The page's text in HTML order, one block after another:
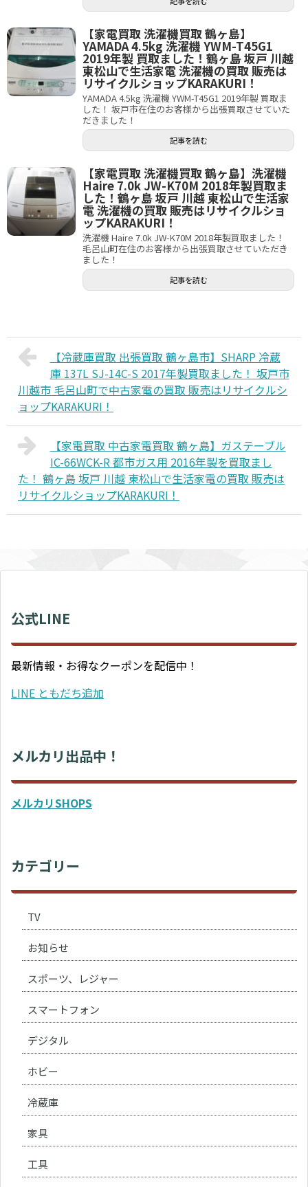
【家電買取 洗濯機買取 鶴ヶ島】
YAMADA 4.5kg 洗濯機 YWM-T45G1
2019年製 買取ました！鶴ヶ島 坂戸 川越
東松山で生活家電 洗濯機の買取 販売は
リサイクルショップKARAKURI！
YAMADA 4.5kg 洗濯機 YWM-T45G1 2019年製 買取ま
した！ 坂戸市在住のお客様から出張買取させていた
だきました！
記事を読む
【家電買取 洗濯機買取 鶴ヶ島】洗濯機
Haire 7.0k JW-K70M 2018年製買取ま
した！鶴ヶ島 坂戸 川越 東松山で生活家
電 洗濯機の買取 販売はリサイクルショ
ップKARAKURI！
洗濯機 Haire 7.0k JW-K70M 2018年製買取ました！
毛呂山町在住のお客様から出張買取させていただき
ました！
記事を読む
【冷蔵庫買取 出張買取 鶴ヶ島市】SHARP 冷蔵
庫 137L SJ-14C-S 2017年製買取ました！ 坂戸市
川越市 毛呂山町で中古家電の買取 販売はリサイクルシ
ョップKARAKURI！
【家電買取 中古家電買取 鶴ヶ島】ガステーブル
IC-66WCK-R 都市ガス用 2016年製を買取まし
た！ 鶴ヶ島 坂戸 川越 東松山で生活家電の買取 販売は
リサイクルショップKARAKURI！
公式LINE
最新情報・お得なクーポンを配信中！
LINE ともだち追加
メルカリ出品中！
メルカリSHOPS
カテゴリー
TV
お知らせ
スポーツ、レジャー
スマートフォン
デジタル
ホビー
冷蔵庫
家具
工具